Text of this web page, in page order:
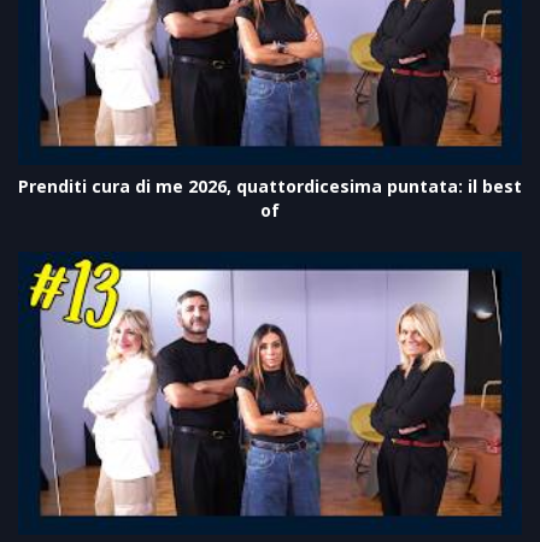
Prenditi cura di me 2026, quattordicesima puntata: il best
of